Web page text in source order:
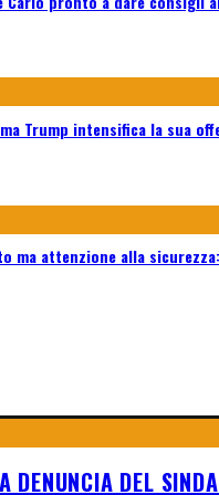
Trump intensifica la sua
ma attenzione alla
DENUNCIA DEL